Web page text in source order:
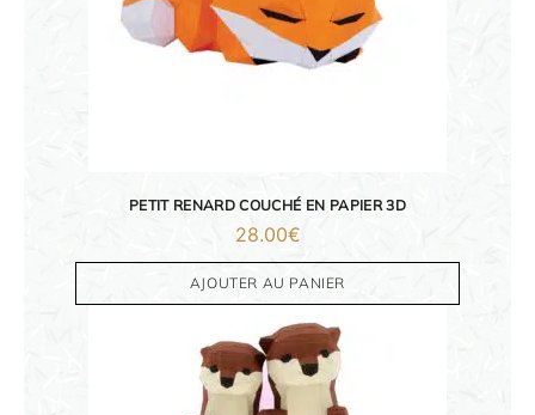
PETIT RENARD COUCHÉ EN PAPIER 3D
28.00€
AJOUTER AU PANIER